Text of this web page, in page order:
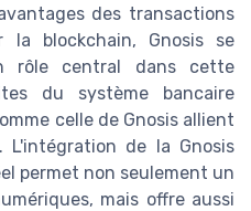
des transactions
la blockchain, Gnosis se
rôle central dans cette
du système bancaire
celle de Gnosis allient
de la Gnosis
permet non seulement un
mais offre aussi